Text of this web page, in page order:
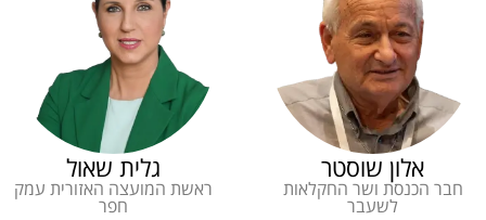
אלון שוסטר
חבר הכנסת ושר החקלאות
לשעבר
גלית שאול
ראשת המועצה האזורית עמק
חפר